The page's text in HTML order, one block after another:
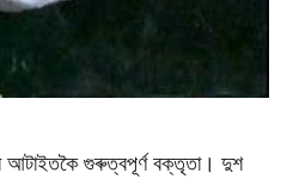
আটাইতকৈ গুৰুত্বপূৰ্ণ বক্তৃতা। দুশ